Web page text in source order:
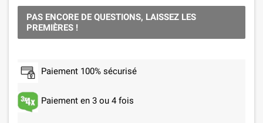
PAS ENCORE DE QUESTIONS, LAISSEZ LES
PREMIÈRES !
Paiement 100% sécurisé
Paiement en 3 ou 4 fois